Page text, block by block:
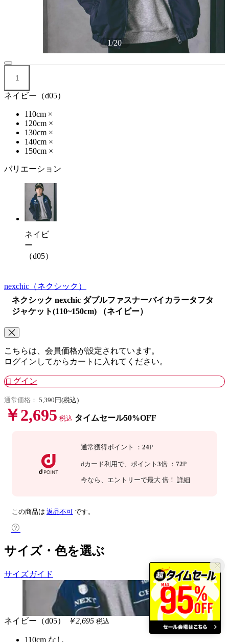
1/20
1
ネイビー（d05）
110cm ×
120cm ×
130cm ×
140cm ×
150cm ×
バリエーション
ネイビ
ー
（d05）
nexchic （ネクシック）
ネクシック nexchic ダブルファスナーバイカラータフタ
ジャケット(110~150cm) （ネイビー）
こちらは、会員価格が設定されています。
ログインしてからカートに入れてください。
ログイン
通常価格： 5,390円(税込)
￥2,695 税込 タイムセール50%OFF
通常獲得ポイント ： 24P
dカード利用で、 ポイント 3倍 ： 72P
今なら 、エントリーで最大 倍！ 詳細
この商品は 返品不可 です。
サイズ・色を選ぶ
サイズガイド
ネイビー（d05） ￥2,695 税込
110cm なし